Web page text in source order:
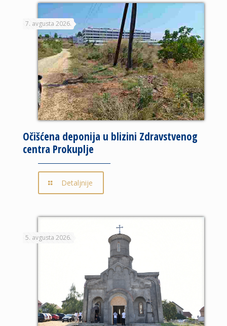
7. avgusta 2026.
Očišćena deponija u blizini Zdravstvenog
centra Prokuplje
Detaljnije
5. avgusta 2026.